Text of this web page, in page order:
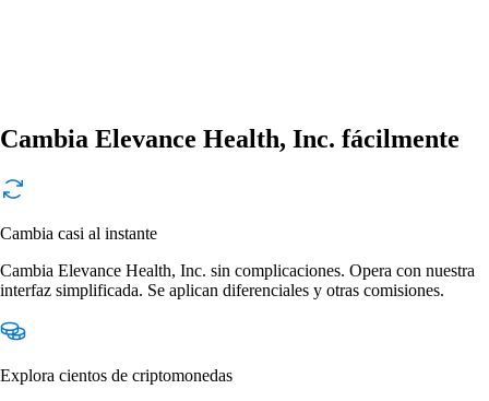
Cambia Elevance Health, Inc. fácilmente
Cambia casi al instante
Cambia Elevance Health, Inc. sin complicaciones. Opera con nuestra
interfaz simplificada. Se aplican diferenciales y otras comisiones.
Explora cientos de criptomonedas